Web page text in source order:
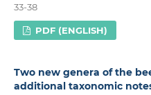
33-38
PDF (ENGLISH)
Two new genera of the
additional taxonomic